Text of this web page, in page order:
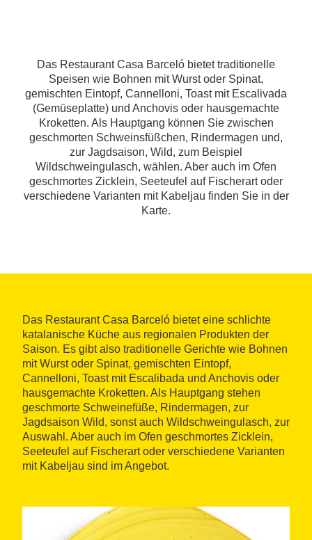
Das Restaurant Casa Barceló bietet traditionelle
Speisen wie Bohnen mit Wurst oder Spinat,
gemischten Eintopf, Cannelloni, Toast mit Escalivada
(Gemüseplatte) und Anchovis oder hausgemachte
Kroketten. Als Hauptgang können Sie zwischen
geschmorten Schweinsfüßchen, Rindermagen und,
zur Jagdsaison, Wild, zum Beispiel
Wildschweingulasch, wählen. Aber auch im Ofen
geschmortes Zicklein, Seeteufel auf Fischerart oder
verschiedene Varianten mit Kabeljau finden Sie in der
Karte.
Das Restaurant Casa Barceló bietet eine schlichte
katalanische Küche aus regionalen Produkten der
Saison. Es gibt also traditionelle Gerichte wie Bohnen
mit Wurst oder Spinat, gemischten Eintopf,
Cannelloni, Toast mit Escalibada und Anchovis oder
hausgemachte Kroketten. Als Hauptgang stehen
geschmorte Schweinefüße, Rindermagen, zur
Jagdsaison Wild, sonst auch Wildschweingulasch, zur
Auswahl. Aber auch im Ofen geschmortes Zicklein,
Seeteufel auf Fischerart oder verschiedene Varianten
mit Kabeljau sind im Angebot.